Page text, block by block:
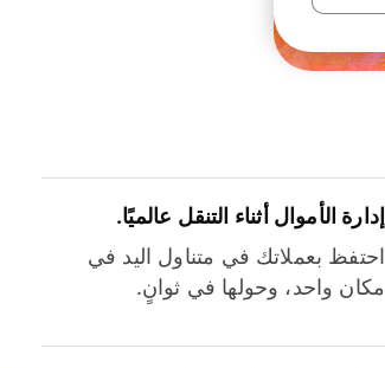
إدارة الأموال أثناء التنقل عالميًا.
احتفظ بعملاتك في متناول اليد في
مكان واحد، وحولها في ثوانٍ.